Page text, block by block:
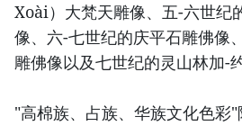
Xoài）大梵天雕像、五-六世纪
像、六-七世纪的庆平石雕佛像
雕佛像以及七世纪的灵山林加-
"高棉族、占族、华族文化色彩